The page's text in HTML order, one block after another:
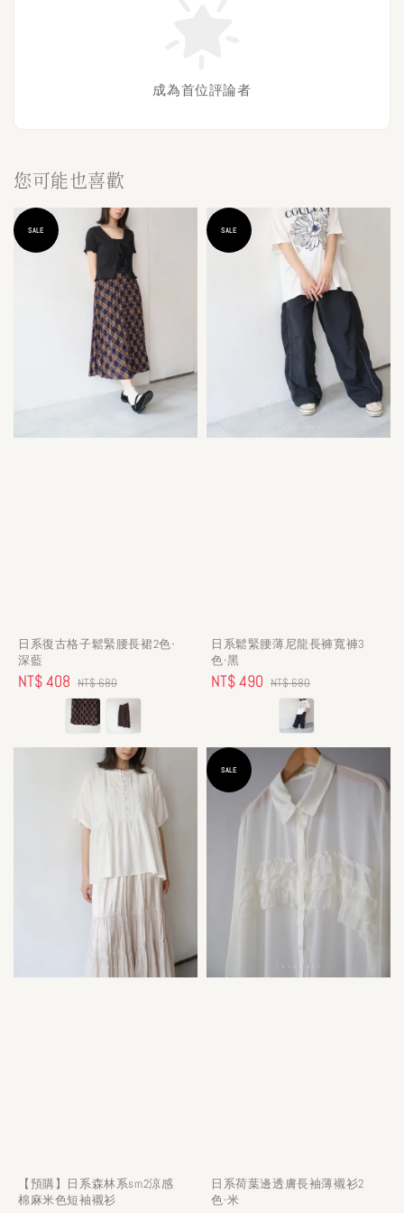
成為首位評論者
您可能也喜歡
SALE
日系復古格子鬆緊腰長裙2色-
深藍
Sale
NT$ 408 Regular
price
NT$ 680
SALE
日系鬆緊腰薄尼龍長褲寬褲3
色-黑
Sale
NT$ 490 Regular
price
NT$ 680
【預購】日系森林系sm2涼感
棉麻米色短袖襯衫
SALE
日系荷葉邊透膚長袖薄襯衫2
色-米